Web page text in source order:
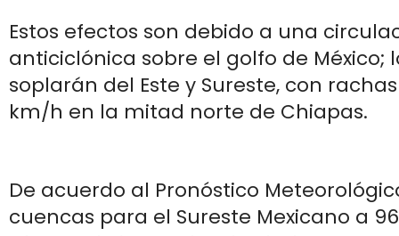
Estos efectos son debido a una
anticiclónica sobre el golfo de México;
soplarán del Este y Sureste, con
km/h en la mitad norte de Chiapas.
De acuerdo al Pronóstico
cuencas para el Sureste Mexicano a